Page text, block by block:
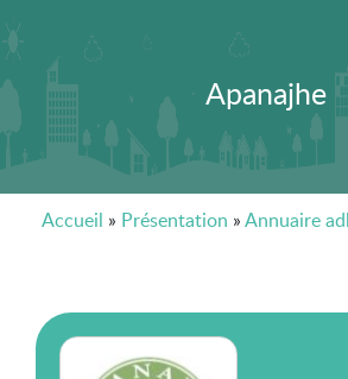
Apanajhe
Accueil » Présentation »Annuaire